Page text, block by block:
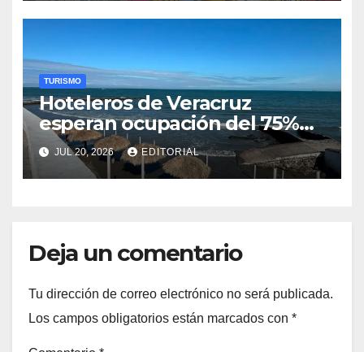
TURISMO
Hoteleros de Veracruz
esperan ocupación del 75%
por vacaciones de verano
JUL 20, 2026 EDITORIAL
Deja un comentario
Tu dirección de correo electrónico no será publicada.
Los campos obligatorios están marcados con *